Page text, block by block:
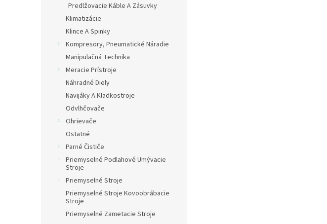
Predlžovacie Káble A Zásuvky
Klimatizácie
Klince A Spinky
Kompresory, Pneumatické Náradie
Manipulačná Technika
Meracie Prístroje
Náhradné Diely
Navijáky A Kladkostroje
Odvlhčovače
Ohrievače
Ostatné
Parné Čističe
Priemyselné Podlahové Umývacie
Stroje
Priemyselné Stroje
Priemyselné Stroje Kovoobrábacie
Stroje
Priemyselné Zametacie Stroje